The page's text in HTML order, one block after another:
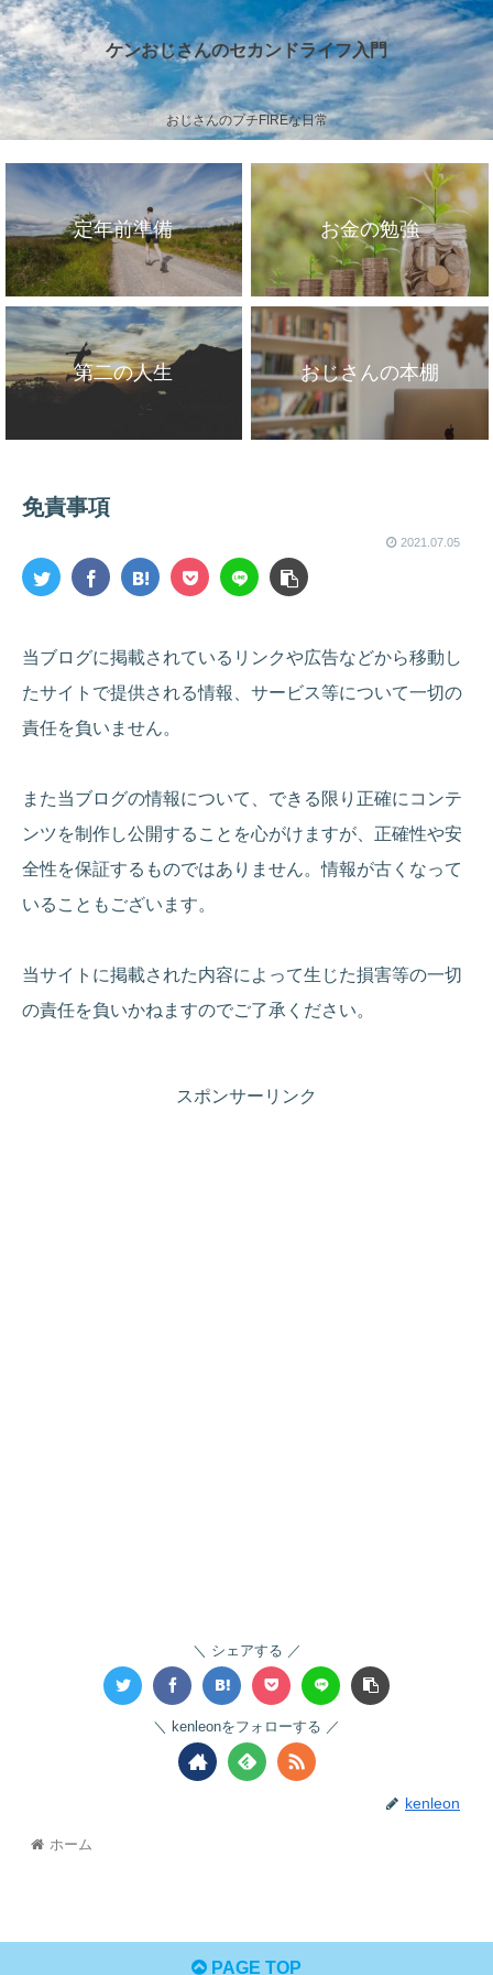
ケンおじさんのセカンドライフ入門
おじさんのプチFIREな日常
定年前準備 お金の勉強
第二の人生 おじさんの本棚
免責事項
2021.07.05
当ブログに掲載されているリンクや広告などから移動し
たサイトで提供される情報、サービス等について一切の
責任を負いません。
また当ブログの情報について、できる限り正確にコンテ
ンツを制作し公開することを心がけますが、正確性や安
全性を保証するものではありません。情報が古くなって
いることもございます。
当サイトに掲載された内容によって生じた損害等の一切
の責任を負いかねますのでご了承ください。
スポンサーリンク
シェアする
kenleonをフォローする
kenleon
ホーム
PAGE TOP